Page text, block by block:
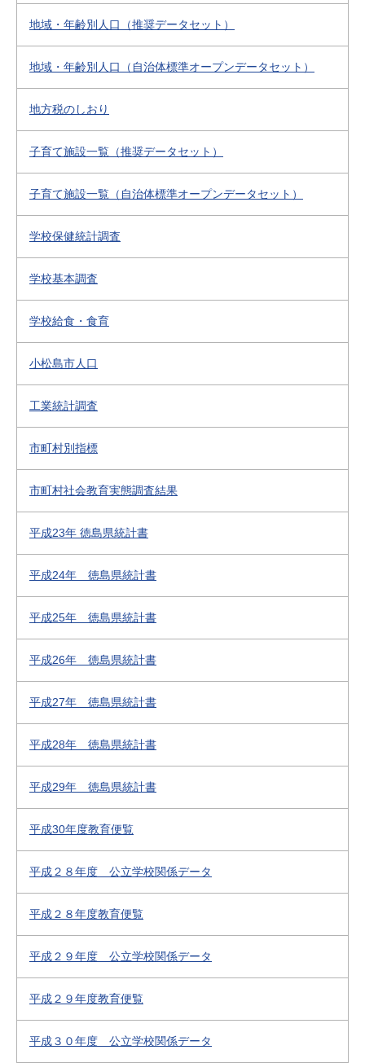
地域・年齢別人口（推奨データセット）
地域・年齢別人口（自治体標準オープンデータセット）
地方税のしおり
子育て施設一覧（推奨データセット）
子育て施設一覧（自治体標準オープンデータセット）
学校保健統計調査
学校基本調査
学校給食・食育
小松島市人口
工業統計調査
市町村別指標
市町村社会教育実態調査結果
平成23年 徳島県統計書
平成24年 徳島県統計書
平成25年 徳島県統計書
平成26年 徳島県統計書
平成27年 徳島県統計書
平成28年 徳島県統計書
平成29年 徳島県統計書
平成30年度教育便覧
平成２８年度 公立学校関係データ
平成２８年度教育便覧
平成２９年度 公立学校関係データ
平成２９年度教育便覧
平成３０年度 公立学校関係データ